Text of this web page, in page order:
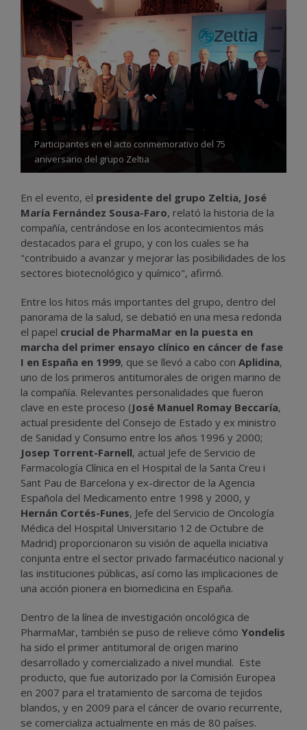
Participantes en el acto conmemorativo del 75
aniversario del grupo Zeltia
En el evento, el presidente del grupo Zeltia, José
María Fernández Sousa-Faro, relató la historia de la
compañía, centrándose en los acontecimientos más
destacados para el grupo, y con los cuales se ha
"contribuido a avanzar y mejorar las posibilidades de los
sectores biotecnológico y químico", afirmó.
Entre los hitos más importantes del grupo, dentro del
panorama de la salud, se debatió en una mesa redonda
el papel crucial de PharmaMar en la puesta en
marcha del primer ensayo clínico en cáncer de fase
I en España en 1999, que se llevó a cabo con Aplidina,
uno de los primeros antitumorales de origen marino de
la compañía. Relevantes personalidades que fueron
clave en este proceso (José Manuel Romay Beccaría,
actual presidente del Consejo de Estado y ex ministro
de Sanidad y Consumo entre los años 1996 y 2000;
Josep Torrent-Farnell, actual Jefe de Servicio de
Farmacología Clínica en el Hospital de la Santa Creu i
Sant Pau de Barcelona y ex-director de la Agencia
Española del Medicamento entre 1998 y 2000, y
Hernán Cortés-Funes, Jefe del Servicio de Oncología
Médica del Hospital Universitario 12 de Octubre de
Madrid) proporcionaron su visión de aquella iniciativa
conjunta entre el sector privado farmacéutico nacional y
las instituciones públicas, así como las implicaciones de
una acción pionera en biomedicina en España.
Dentro de la línea de investigación oncológica de
PharmaMar, también se puso de relieve cómo Yondelis
ha sido el primer antitumoral de origen marino
desarrollado y comercializado a nivel mundial. Este
producto, que fue autorizado por la Comisión Europea
en 2007 para el tratamiento de sarcoma de tejidos
blandos, y en 2009 para el cáncer de ovario recurrente,
se comercializa actualmente en más de 80 países.